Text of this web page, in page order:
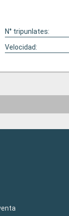
N° tripunlates:
Velocidad: